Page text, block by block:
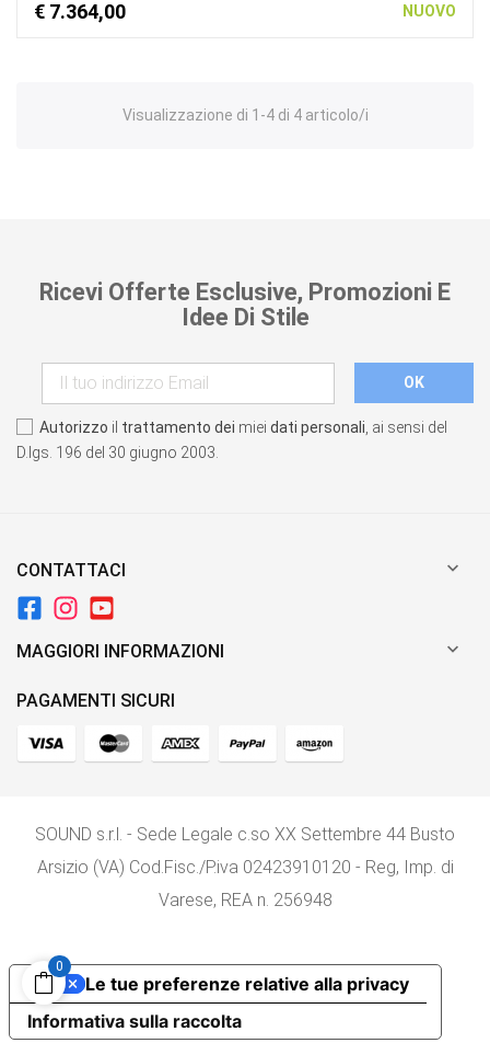
€ 7.364,00 NUOVO
Visualizzazione di 1-4 di 4 articolo/i
Ricevi Offerte Esclusive, Promozioni E
Idee Di Stile
Autorizzo il trattamento dei miei dati personali , ai sensi del
D.lgs. 196 del 30 giugno 2003.
CONTATTACI 
MAGGIORI INFORMAZIONI 
PAGAMENTI SICURI
SOUND s.r.l. - Sede Legale c.so XX Settembre 44 Busto
Arsizio (VA) Cod.Fisc./P.iva 02423910120 - Reg, Imp. di
Varese, REA n. 256948
0
Informativa sulla raccolta
Le tue preferenze relative alla privacy